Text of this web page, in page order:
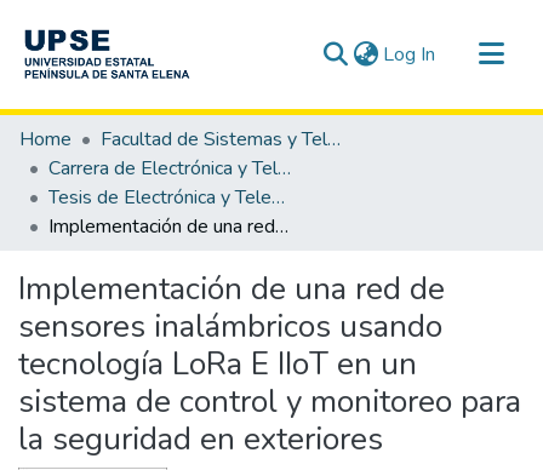
Log In (current)
Communities & Collections
All of DSpace
Statistics
Home
Facultad de Sistemas y Telecomunicaciones
Carrera de Electrónica y Telecomunicaciones
Tesis de Electrónica y Telecomunicaciones
Implementación de una red de sensores inalámbricos usando tecnología LoRa E IIoT en un sistema de control y monitoreo para la seguridad en exteriores
Implementación de una red de
sensores inalámbricos usando
tecnología LoRa E IIoT en un
sistema de control y monitoreo para
la seguridad en exteriores